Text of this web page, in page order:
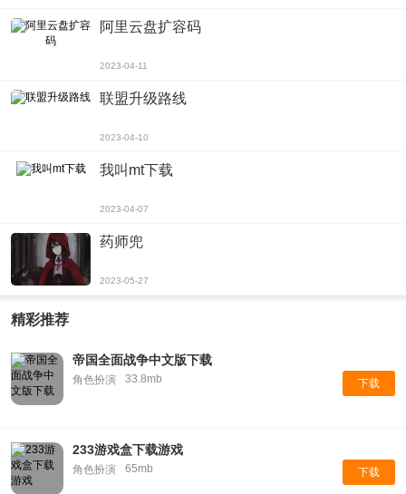
阿里云盘扩容码
2023-04-11
联盟升级路线
2023-04-10
我叫mt下载
2023-04-07
药师兜
2023-05-27
精彩推荐
帝国全面战争中文版下载
角色扮演 33.8mb 下载
233游戏盒下载游戏
角色扮演 65mb 下载